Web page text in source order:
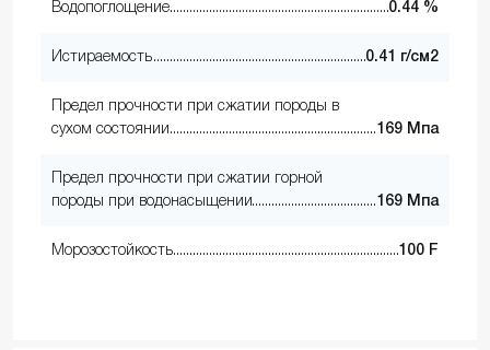
Водопоглощение 0.44 %
Истираемость 0.41 г/см2
Предел прочности при сжатии породы в
сухом состоянии
169 Мпа
Предел прочности при сжатии горной
породы при водонасыщении
169 Мпа
Морозостойкость 100 F